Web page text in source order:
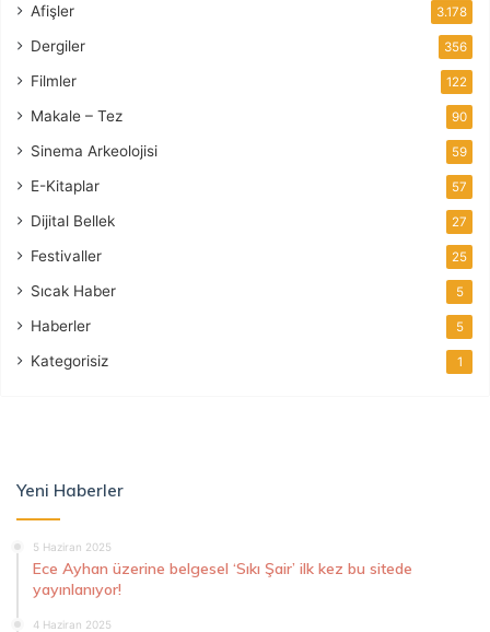
Afişler 3.178
Dergiler 356
Filmler 122
Makale – Tez 90
Sinema Arkeolojisi 59
E-Kitaplar 57
Dijital Bellek 27
Festivaller 25
Sıcak Haber 5
Haberler 5
Kategorisiz 1
Yeni Haberler
5 Haziran 2025
Ece Ayhan üzerine belgesel ‘Sıkı Şair’ ilk kez bu sitede
yayınlanıyor!
4 Haziran 2025